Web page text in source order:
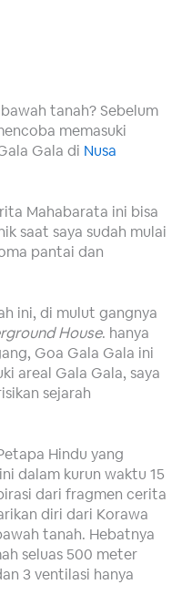
tanah? Sebelum
memasuki
Gala di Nusa
Mahabarata ini bisa
saat saya sudah mulai
pantai dan
ini, di mulut gangnya
House. hanya
Goa Gala Gala ini
areal Gala Gala, saya
sejarah
Hindu yang
dalam kurun waktu 15
dari fragmen cerita
diri dari Korawa
tanah. Hebatnya
seluas 500 meter
3 ventilasi hanya